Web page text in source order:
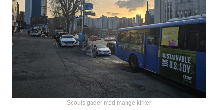
Seouls gader med mange kirker